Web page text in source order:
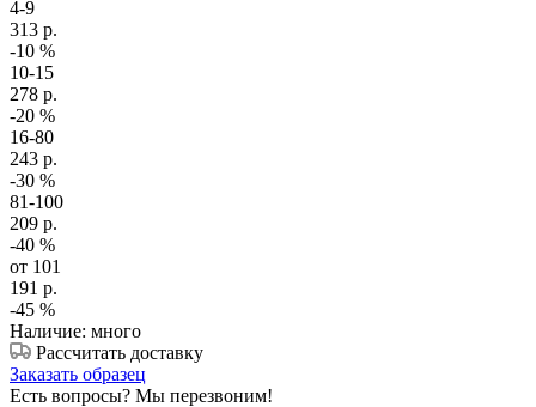
4-9
313 р.
-10 %
10-15
278 р.
-20 %
16-80
243 р.
-30 %
81-100
209 р.
-40 %
от 101
191 р.
-45 %
Наличие: много
Рассчитать доставку
Заказать образец
Есть вопросы? Мы перезвоним!